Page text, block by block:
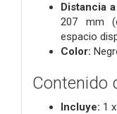
Distancia
207 mm
espacio
Color:
Contenido
Incluye: 1